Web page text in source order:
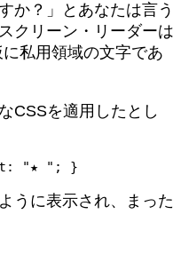
か？」とあなたは言う
クリーン・リーダーは
私用領域の文字であ
CSSを適用したとし
うに表示され、まった